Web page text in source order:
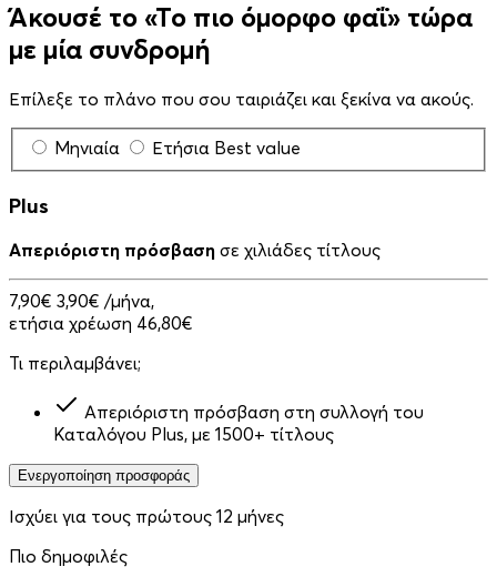
Άκουσέ το «Το πιο όμορφο φαΐ» τώρα
με μία συνδρομή
Επίλεξε το πλάνο που σου ταιριάζει και ξεκίνα να ακούς.
Μηνιαία Ετήσια Best value
Plus
Απεριόριστη πρόσβαση σε χιλιάδες τίτλους
7,90€ 3,90€ /μήνα,
ετήσια χρέωση 46,80€
Τι περιλαμβάνει;
Απεριόριστη πρόσβαση στη συλλογή του
Καταλόγου Plus, με 1500+ τίτλους
Ενεργοποίηση προσφοράς
Ισχύει για τους πρώτους 12 μήνες
Πιο δημοφιλές